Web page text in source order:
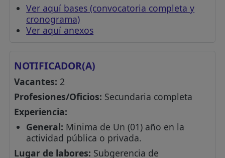
Ver aquí bases (convocatoria completa y
cronograma)
Ver aquí anexos
NOTIFICADOR(A)
Vacantes: 2
Profesiones/Oficios: Secundaria completa
Experiencia:
General: Minima de Un (01) año en la
actividad pública o privada.
Lugar de labores: Subgerencia de